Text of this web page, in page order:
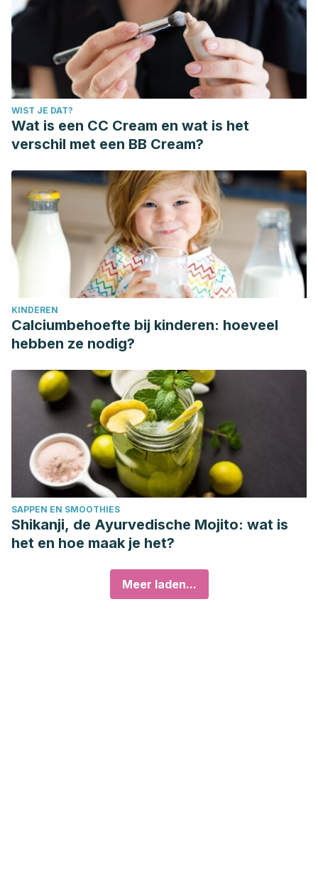
WIST JE DAT?
Wat is een CC Cream en wat is het
verschil met een BB Cream?
KINDEREN
Calciumbehoefte bij kinderen: hoeveel
hebben ze nodig?
SAPPEN EN SMOOTHIES
Shikanji, de Ayurvedische Mojito: wat is
het en hoe maak je het?
Meer laden...